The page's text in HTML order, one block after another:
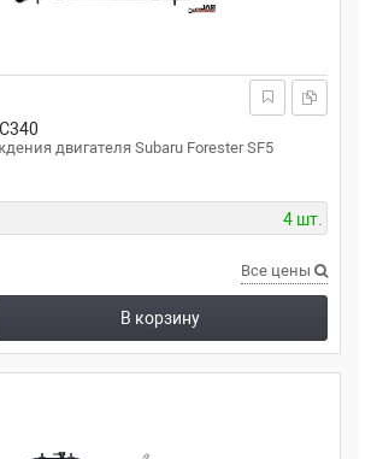
двигателя Subaru Forester SF5
4 шт.
Все цены
В корзину